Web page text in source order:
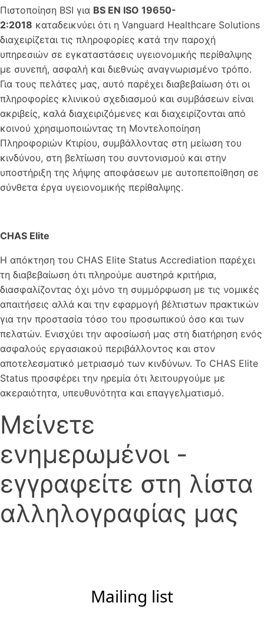
Πιστοποίηση BSI για BS EN ISO 19650-
2:2018 καταδεικνύει ότι η Vanguard Healthcare Solutions
διαχειρίζεται τις πληροφορίες κατά την παροχή
υπηρεσιών σε εγκαταστάσεις υγειονομικής περίθαλψης
με συνεπή, ασφαλή και διεθνώς αναγνωρισμένο τρόπο.
Για τους πελάτες μας, αυτό παρέχει διαβεβαίωση ότι οι
πληροφορίες κλινικού σχεδιασμού και συμβάσεων είναι
ακριβείς, καλά διαχειριζόμενες και διαχειρίζονται από
κοινού χρησιμοποιώντας τη Μοντελοποίηση
Πληροφοριών Κτιρίου, συμβάλλοντας στη μείωση του
κινδύνου, στη βελτίωση του συντονισμού και στην
υποστήριξη της λήψης αποφάσεων με αυτοπεποίθηση σε
σύνθετα έργα υγειονομικής περίθαλψης.
CHAS Elite
Η απόκτηση του CHAS Elite Status Accrediation παρέχει
τη διαβεβαίωση ότι πληρούμε αυστηρά κριτήρια,
διασφαλίζοντας όχι μόνο τη συμμόρφωση με τις νομικές
απαιτήσεις αλλά και την εφαρμογή βέλτιστων πρακτικών
για την προστασία τόσο του προσωπικού όσο και των
πελατών. Ενισχύει την αφοσίωσή μας στη διατήρηση ενός
ασφαλούς εργασιακού περιβάλλοντος και στον
αποτελεσματικό μετριασμό των κινδύνων. Το CHAS Elite
Status προσφέρει την ηρεμία ότι λειτουργούμε με
ακεραιότητα, υπευθυνότητα και επαγγελματισμό.
Μείνετε
ενημερωμένοι -
εγγραφείτε στη λίστα
αλληλογραφίας μας
Mailing list